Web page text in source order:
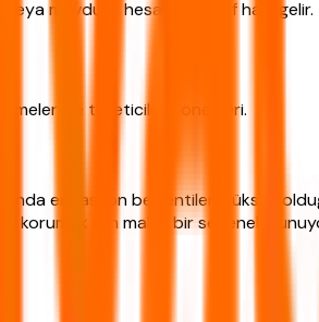
veya mevduat hesabınız aktif hale gelir.
ve tüketicilere önerileri.
enflasyon beklentileri yüksek
korumak için makul bir seçenek